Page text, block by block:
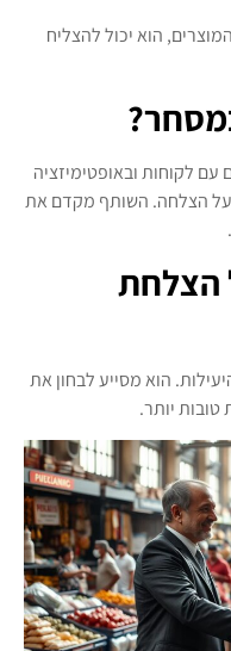
הוא יכול להצליח
לקוחות ובאופטימיזציה
על הצלחה. השותף מקדם את
הצלחת
הוא מסייע לבחון את
יותר.